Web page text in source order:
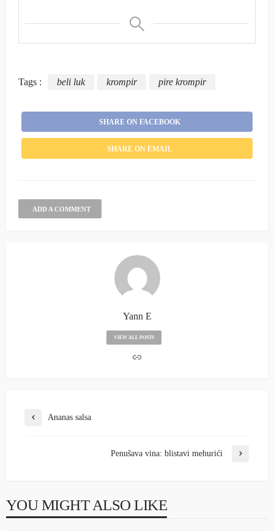
Tags : beli luk krompir pire krompir
SHARE ON FACEBOOK
SHARE ON EMAIL
ADD A COMMENT
Yann E
VIEW ALL POSTS
Ananas salsa
Penušava vina: blistavi mehurići
YOU MIGHT ALSO LIKE